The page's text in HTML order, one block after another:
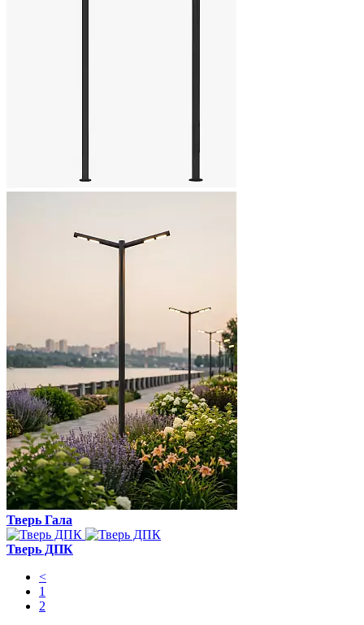
Тверь Гала
Тверь ДПК
<
1
2